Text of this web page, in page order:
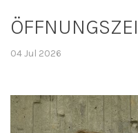
04 Jul 2026